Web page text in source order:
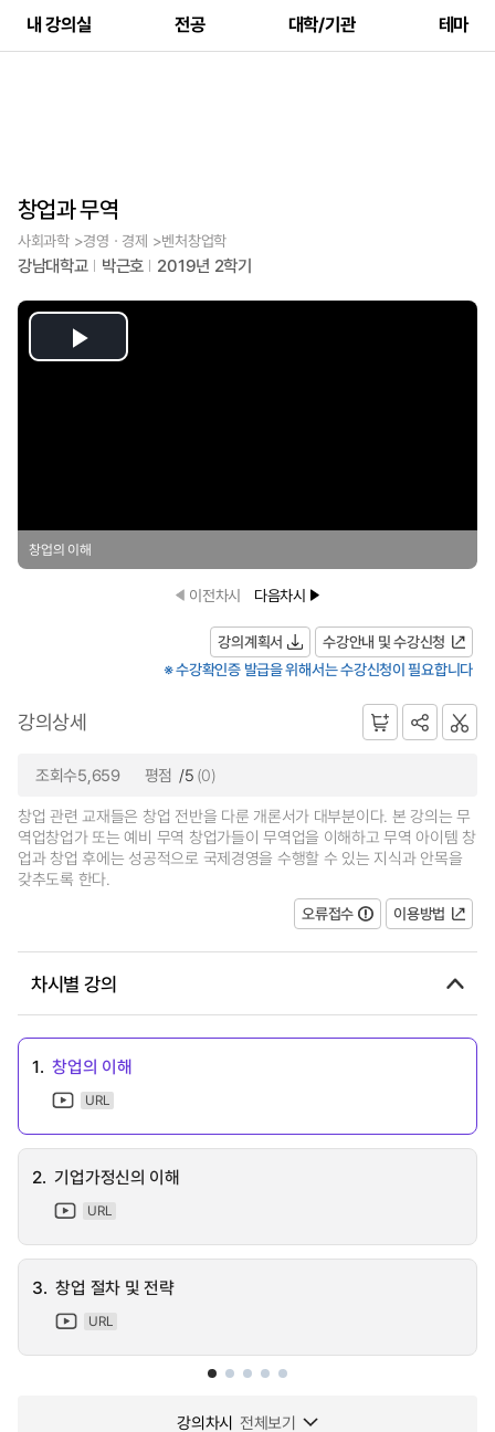
내 강의실 전공 대학/기관 테마
창업과 무역
사회과학 >경영ㆍ경제 >벤처창업학
강남대학교 박근호 2019년 2학기
Play
창업의 이해
이전차시 다음차시
강의계획서
수강안내 및 수강신청
※ 수강확인증 발급을 위해서는 수강신청이 필요합니다
강의상세
조회수5,659 평점 /5 (0)
창업 관련 교재들은 창업 전반을 다룬 개론서가 대부분이다. 본 강의는 무
역업창업가 또는 예비 무역 창업가들이 무역업을 이해하고 무역 아이템 창
업과 창업 후에는 성공적으로 국제경영을 수행할 수 있는 지식과 안목을
갖추도록 한다.
오류접수
이용방법
차시별 강의
1. 창업의 이해
URL
2. 기업가정신의 이해
URL
3. 창업 절차 및 전략
URL
강의차시 전체보기